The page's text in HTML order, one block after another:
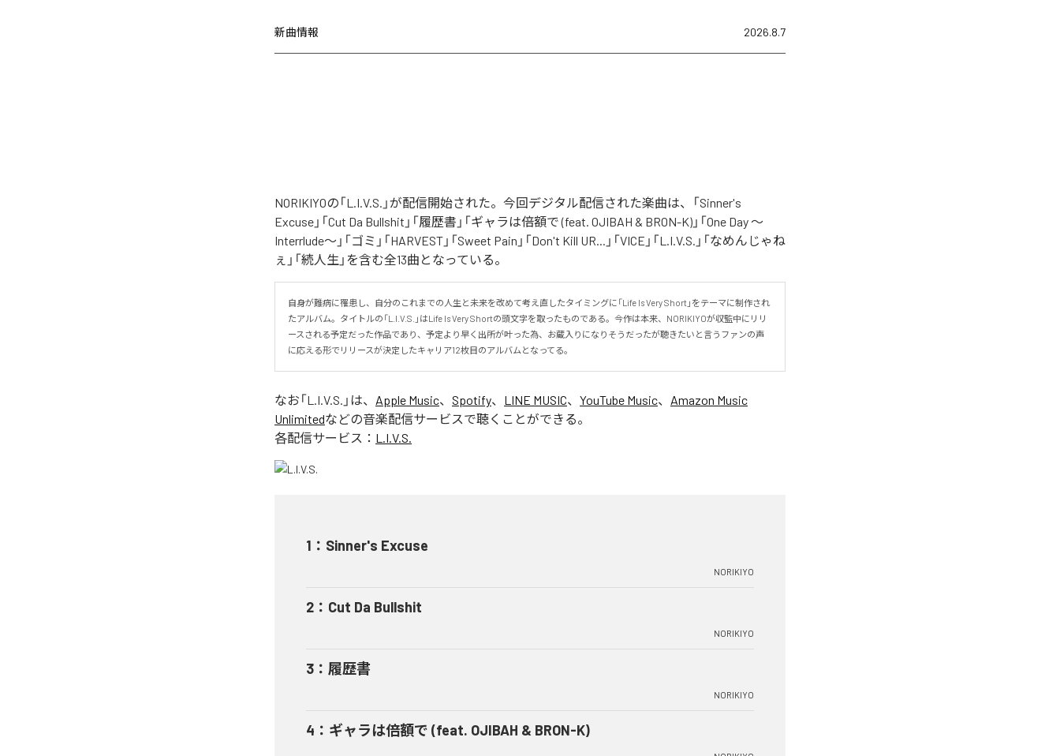
新曲情報 2026.8.7
NORIKIYOの「L.I.V.S.」が配信開始された。今回デジタル配信された楽曲は、「Sinner's
Excuse」「Cut Da Bullshit」「履歴書」「ギャラは倍額で (feat. OJIBAH & BRON-K)」「One Day ～
Interrlude～」「ゴミ」「HARVEST」「Sweet Pain」「Don't Kill UR...」「VICE」「L.I.V.S.」「なめんじゃね
ぇ」「続人生」を含む全13曲となっている。
自身が難病に罹患し、自分のこれまでの人生と未来を改めて考え直したタイミングに「Life Is Very Short」をテーマに制作され
たアルバム。タイトルの「L.I.V.S.」はLife Is Very Shortの頭文字を取ったものである。今作は本来、NORIKIYOが収監中にリリ
ースされる予定だった作品であり、予定より早く出所が叶った為、お蔵入りになりそうだったが聴きたいと言うファンの声
に応える形でリリースが決定したキャリア12枚目のアルバムとなってる。
なお「L.I.V.S. 」は、 Apple Music、 Spotify、 LINE MUSIC、 YouTube Music、 Amazon Music
Unlimitedなどの音楽配信サービスで聴くことができる。
各配信サービス： L.I.V.S.
1 ： Sinner's Excuse
NORIKIYO
2 ： Cut Da Bullshit
NORIKIYO
3 ： 履歴書
NORIKIYO
4 ： ギャラは倍額で (feat. OJIBAH & BRON-K)